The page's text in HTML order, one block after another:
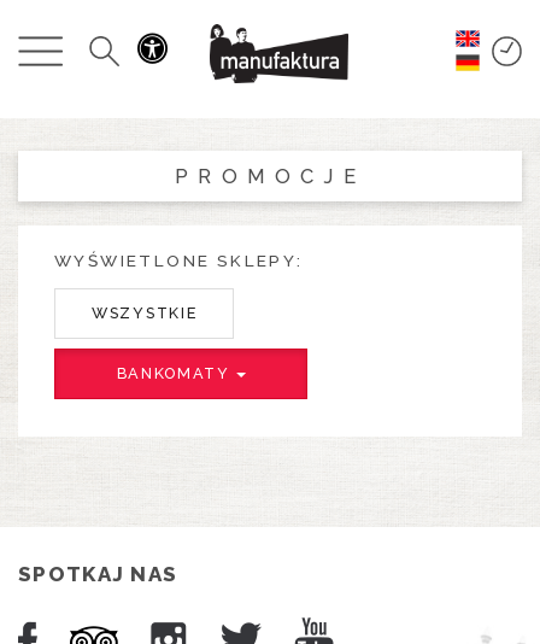
WYDARZENIA
PROMOCJE
ROZRYWKA
RESTAURACJE
PROMOCJE
WYŚWIETLONE SKLEPY:
WSZYSTKIE
BANKOMATY
SPOTKAJ NAS